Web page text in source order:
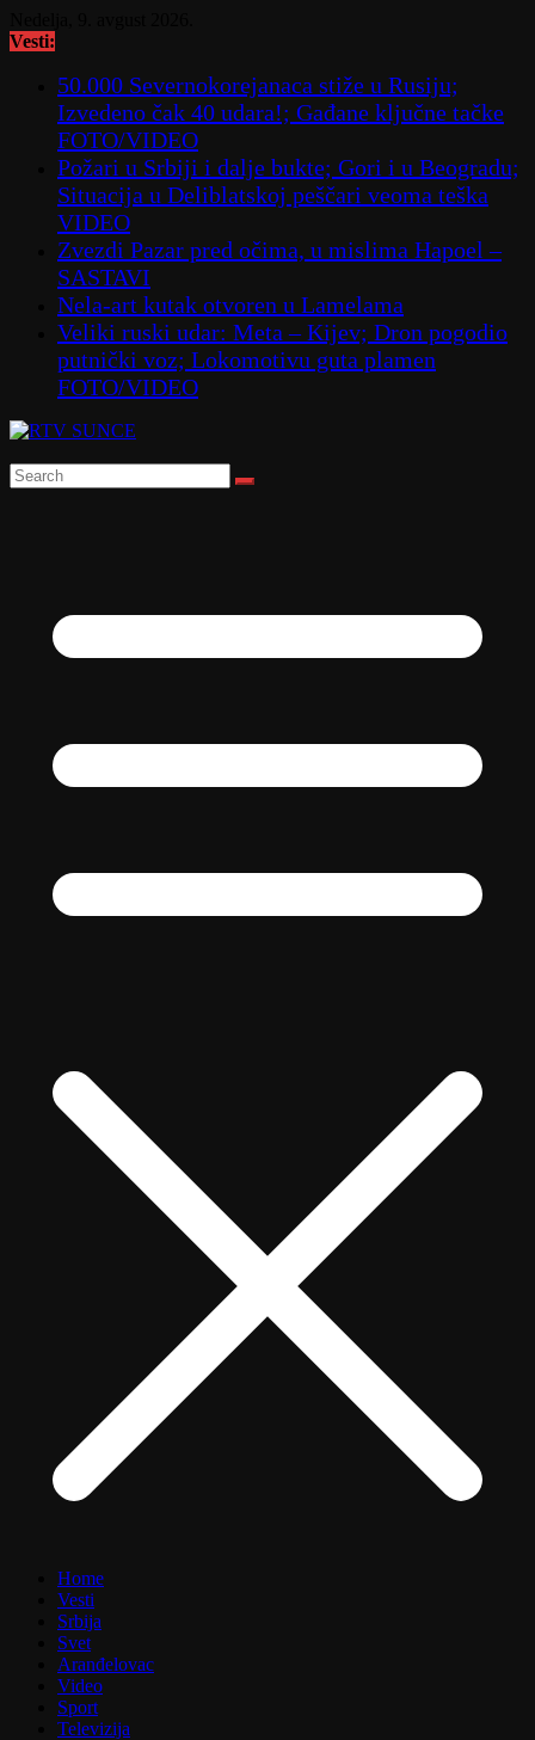
to
Vesti:
50.000 Severnokorejanaca stiže u Rusiju;
Izvedeno čak 40 udara!; Gađane ključne tačke
FOTO/VIDEO
Požari u Srbiji i dalje bukte; Gori i u Beogradu;
Situacija u Deliblatskoj peščari veoma teška
VIDEO
Zvezdi Pazar pred očima, u mislima Hapoel –
SASTAVI
Nela-art kutak otvoren u Lamelama
Veliki ruski udar: Meta – Kijev; Dron pogodio
putnički voz; Lokomotivu guta plamen
FOTO/VIDEO
Home
Vesti
Srbija
Svet
Aranđelovac
Video
Sport
Televizija